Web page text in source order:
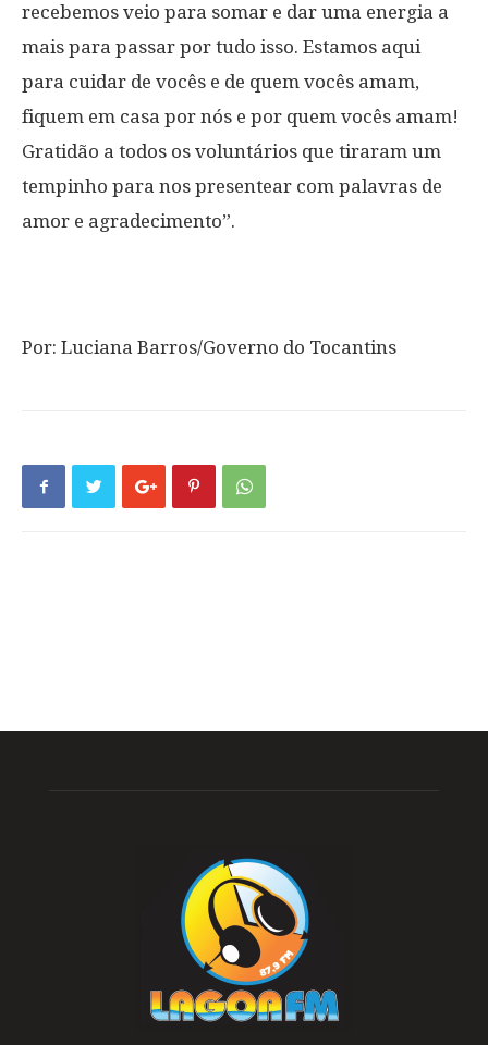
recebemos veio para somar e dar uma energia a
mais para passar por tudo isso. Estamos aqui
para cuidar de vocês e de quem vocês amam,
fiquem em casa por nós e por quem vocês amam!
Gratidão a todos os voluntários que tiraram um
tempinho para nos presentear com palavras de
amor e agradecimento”.
Por: Luciana Barros/Governo do Tocantins